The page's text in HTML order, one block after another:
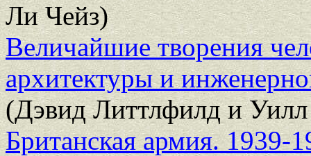
Ли Чейз)
Величайшие творения
архитектуры и
(Дэвид Литтлфилд и
Британская армия. 1939-